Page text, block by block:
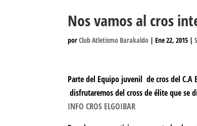
Nos vamos al cros
porClub Atletismo Barakaldo |Ene 22, 2015 |
Parte del Equipo juvenil de cros del C.A
disfrutaremos del cross de élite que se
INFO CROS ELGOIBAR